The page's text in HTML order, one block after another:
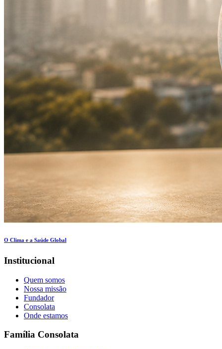
O Clima e a Saúde Global
Institucional
Quem somos
Nossa missão
Fundador
Consolata
Onde estamos
Família Consolata